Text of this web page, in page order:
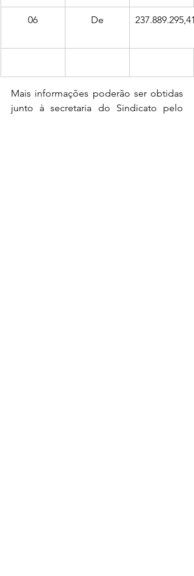
06 De 237.889.295,41
Mais informações poderão ser obtidas
junto à secretaria do Sindicato pelo